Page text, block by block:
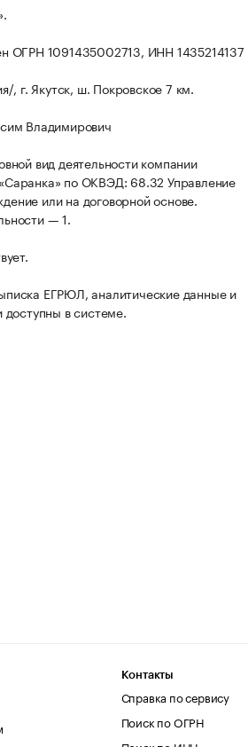
ОГРН 1091435002713, ИНН
, г. Якутск, ш. Покровское 7 км.
Владимирович
вид деятельности компании
по ОКВЭД: 68.32 Управление
или на договорной основе.
— 1.
ЕГРЮЛ, аналитические данные и
доступны в системе.
Контакты
Справка по сервису
Поиск по ОГРН